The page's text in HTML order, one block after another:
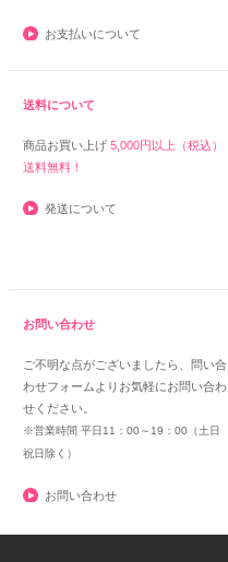
お支払いについて
送料について
商品お買い上げ 5,000円以上（税込）
送料無料！
発送について
お問い合わせ
ご不明な点がございましたら、問い合
わせフォームよりお気軽にお問い合わ
せください。
※営業時間 平日11：00～19：00（土日
祝日除く）
お問い合わせ